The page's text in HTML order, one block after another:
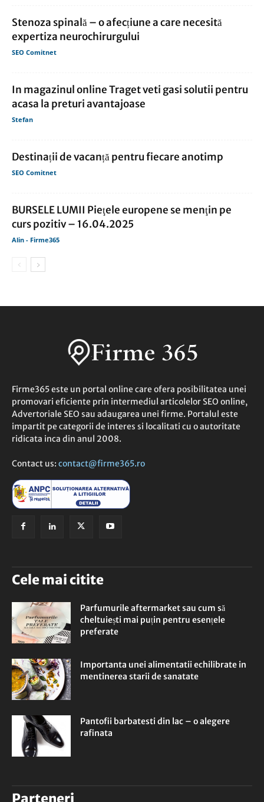
Stenoza spinală – o afecțiune a care necesită
expertiza neurochirurgului
SEO Comitnet
In magazinul online Traget veti gasi solutii pentru
acasa la preturi avantajoase
Stefan
Destinații de vacanță pentru fiecare anotimp
SEO Comitnet
BURSELE LUMII Pieţele europene se menţin pe
curs pozitiv – 16.04.2025
Alin - Firme365
Firme365 este un portal online care ofera posibilitatea unei
promovari eficiente prin intermediul articolelor SEO online,
Advertoriale SEO sau adaugarea unei firme. Portalul este
impartit pe categorii de interes si localitati cu o autoritate
ridicata inca din anul 2008.
Contact us: contact@firme365.ro
Cele mai citite
Parfumurile aftermarket sau cum să
cheltuiești mai puțin pentru esențele
preferate
Importanta unei alimentatii echilibrate in
mentinerea starii de sanatate
Pantofii barbatesti din lac – o alegere
rafinata
Parteneri